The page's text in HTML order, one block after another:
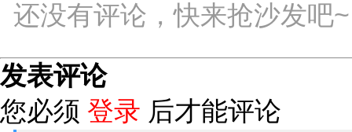
还没有评论，快来抢沙发吧~
发表评论
您必须 登录 后才能评论